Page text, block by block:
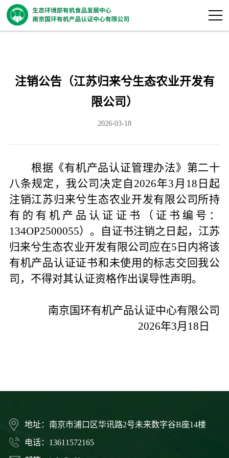
注销公告（江苏归来兮生态农业开发有
限公司）
2026-03-18
根据《有机产品认证管理办法》第二十
八条规定，我公司决定自 2026年3月18日起
注销江苏归来兮生态农业开发有限公司所持
有的有机产品认证证书（证书编号：
134OP2500055）。自证书注销之日起，江苏
归来兮生态农业开发有限公司应在5日内将该
有机产品认证证书和未使用的标志交回我公
司，不得对其认证资格作出误导性声明。
南京国环有机产品认证中心有限公司
2026年3月 18 日
地址：南京市浦口区华讯路2号未来数字谷B座14楼
电话：13611572165